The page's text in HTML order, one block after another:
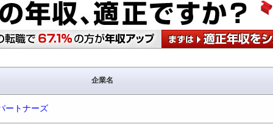
企業名
ートナーズ